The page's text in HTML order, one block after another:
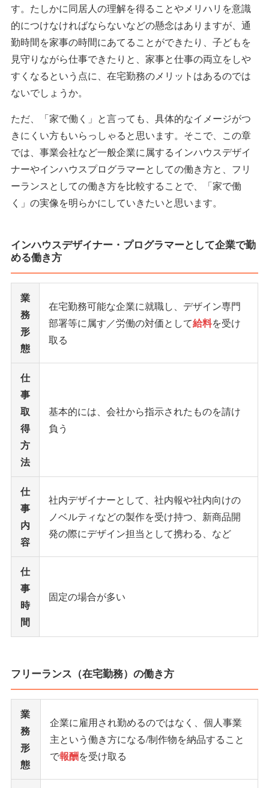
す。たしかに同居人の理解を得ることやメリハリを意識
的につけなければならないなどの懸念はありますが、通
勤時間を家事の時間にあてることができたり、子どもを
見守りながら仕事できたりと、家事と仕事の両立をしや
すくなるという点に、在宅勤務のメリットはあるのでは
ないでしょうか。
ただ、「家で働く」と言っても、具体的なイメージがつ
きにくい方もいらっしゃると思います。そこで、この章
では、事業会社など一般企業に属するインハウスデザイ
ナーやインハウスプログラマーとしての働き方と、フリ
ーランスとしての働き方を比較することで、「家で働
く」の実像を明らかにしていきたいと思います。
インハウスデザイナー・プログラマーとして企業で勤
める働き方
業
務
形
態
在宅勤務可能な企業に就職し、デザイン専門
部署等に属す／労働の対価として給料を受け
取る
仕
事
取
得
方
法
基本的には、会社から指示されたものを請け
負う
仕
事
内
容
社内デザイナーとして、社内報や社内向けの
ノベルティなどの製作を受け持つ、新商品開
発の際にデザイン担当として携わる、など
仕
事
時
間
固定の場合が多い
フリーランス（在宅勤務）の働き方
業
務
形
態
企業に雇用され勤めるのではなく、個人事業
主という働き方になる/制作物を納品すること
で報酬を受け取る